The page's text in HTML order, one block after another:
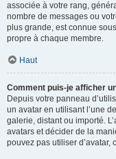
associée à votre rang,
nombre de messages ou
plus grande, est connue
propre à chaque membre.
Haut
Comment puis-je afficher
Depuis votre panneau
un avatar en utilisant l’une
galerie, distant ou importé.
avatars et décider de la
pouvez pas utiliser d’avatar,